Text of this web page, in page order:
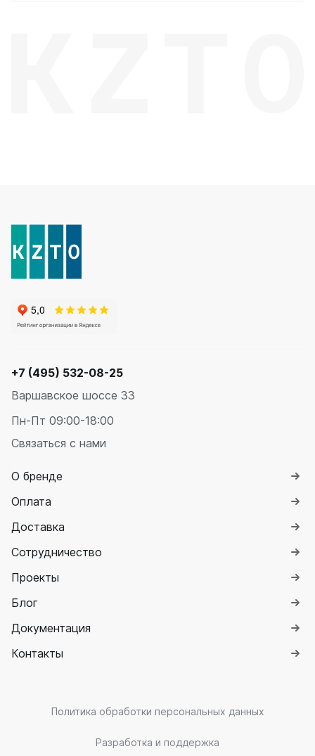
+7 (495) 532-08-25
Варшавское шоссе 33
Пн-Пт 09:00-18:00
Связаться с нами
О бренде
Оплата
Доставка
Сотрудничество
Проекты
Блог
Документация
Контакты
Политика обработки персональных данных
Разработка и поддержка